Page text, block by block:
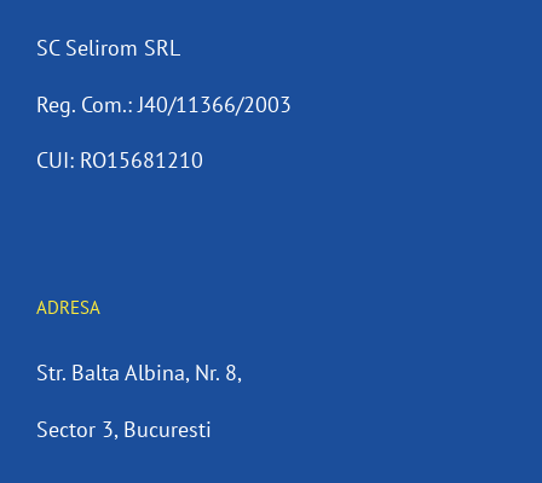
SC Selirom SRL
Reg. Com.: J40/11366/2003
CUI: RO15681210
ADRESA
Str. Balta Albina, Nr. 8,
Sector 3, Bucuresti